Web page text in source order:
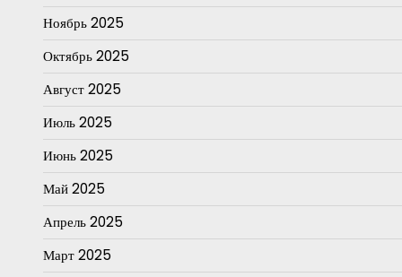
Ноябрь 2025
Октябрь 2025
Август 2025
Июль 2025
Июнь 2025
Май 2025
Апрель 2025
Март 2025